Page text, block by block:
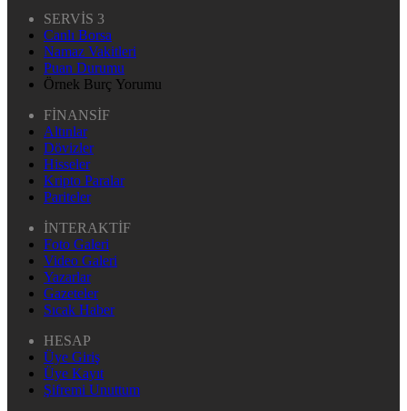
SERVİS 3
Canlı Borsa
Namaz Vakitleri
Puan Durumu
Örnek Burç Yorumu
FİNANSİF
Altınlar
Dövizler
Hisseler
Kripto Paralar
Pariteler
İNTERAKTİF
Foto Galeri
Video Galeri
Yazarlar
Gazeteler
Sıcak Haber
HESAP
Üye Giriş
Üye Kayıt
Şifremi Unuttum